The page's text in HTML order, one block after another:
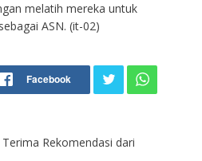
melatih mereka untuk
ASN. (it-02)
Rekomendasi dari